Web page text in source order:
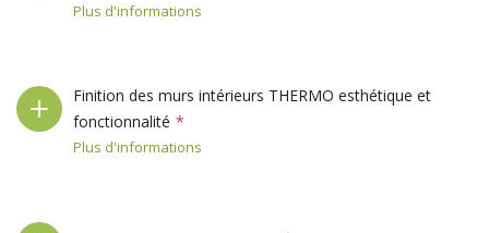
Plus d'informations
Finition des murs intérieurs THERMO esthétique et
fonctionnalité
Plus d'informations